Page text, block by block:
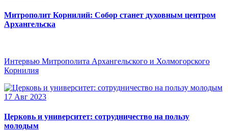
Митрополит Корнилий: Собор станет духовным центром
Архангельска
Интервью Митрополита Архангельского и Холмогорского
Корнилия
17 Авг 2023
Церковь и университет: сотрудничество на пользу
молодым